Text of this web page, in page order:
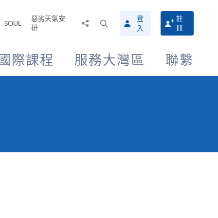
SOUL
惡劣天氣安
排
搜
尋
介
面
登
入
註
冊
際課程 服務大灣區 聯繫